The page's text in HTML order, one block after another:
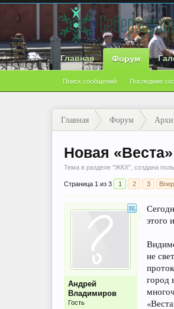
Главная Форум
Поиск сообщений Последние
Главная Форум
Новая
Тема в разделе "ЖКХ", создана
Страница 1 из 3 1 2 3
Андрей
Владимиров
Гость
этого
не
город